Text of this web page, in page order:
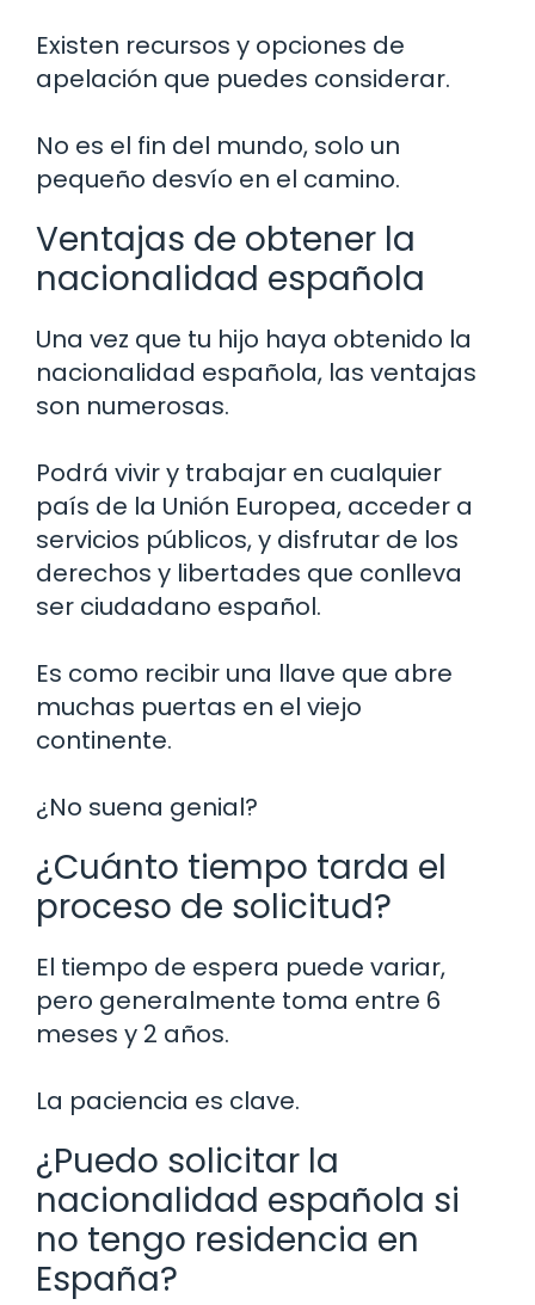
Existen recursos y opciones de
apelación que puedes considerar.
No es el fin del mundo, solo un
pequeño desvío en el camino.
Ventajas de obtener la
nacionalidad española
Una vez que tu hijo haya obtenido la
nacionalidad española, las ventajas
son numerosas.
Podrá vivir y trabajar en cualquier
país de la Unión Europea, acceder a
servicios públicos, y disfrutar de los
derechos y libertades que conlleva
ser ciudadano español.
Es como recibir una llave que abre
muchas puertas en el viejo
continente.
¿No suena genial?
¿Cuánto tiempo tarda el
proceso de solicitud?
El tiempo de espera puede variar,
pero generalmente toma entre 6
meses y 2 años.
La paciencia es clave.
¿Puedo solicitar la
nacionalidad española si
no tengo residencia en
España?